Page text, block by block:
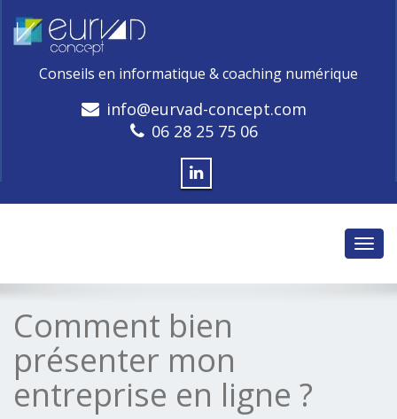
Conseils en informatique & coaching numérique
info@eurvad-concept.com
06 28 25 75 06
Comment bien
présenter mon
entreprise en ligne ?